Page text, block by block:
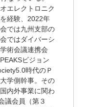
エレクトロニク
経験、2022年
では九州支部の
ではダイバーシ
術会議連携会
ビジョン
時代のＰ
学側幹事。その
内外事業に関わ
議会員（第３